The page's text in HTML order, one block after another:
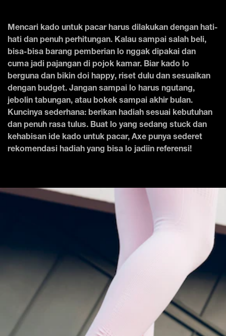
Mencari kado untuk pacar harus dilakukan dengan hati-
hati dan penuh perhitungan. Kalau sampai salah beli,
bisa-bisa barang pemberian lo nggak dipakai dan
cuma jadi pajangan di pojok kamar. Biar kado lo
berguna dan bikin doi happy, riset dulu dan sesuaikan
dengan budget. Jangan sampai lo harus ngutang,
jebolin tabungan, atau bokek sampai akhir bulan.
Kuncinya sederhana: berikan hadiah sesuai kebutuhan
dan penuh rasa tulus. Buat lo yang sedang stuck dan
kehabisan ide kado untuk pacar, Axe punya sederet
rekomendasi hadiah yang bisa lo jadiin referensi!